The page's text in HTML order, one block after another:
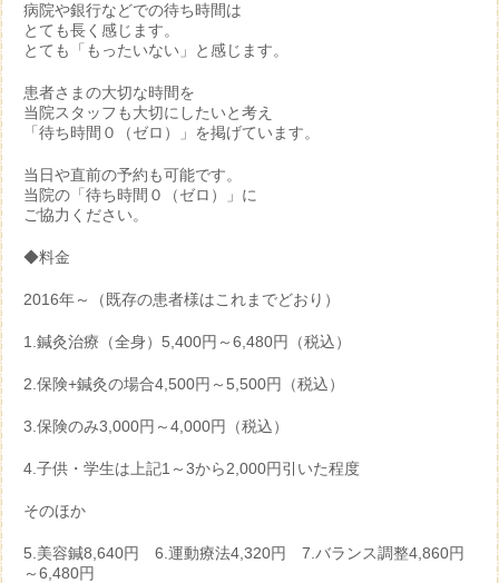
病院や銀行などでの待ち時間は
とても長く感じます。
とても「もったいない」と感じます。
患者さまの大切な時間を
当院スタッフも大切にしたいと考え
「待ち時間０（ゼロ）」を掲げています。
当日や直前の予約も可能です。
当院の「待ち時間０（ゼロ）」に
ご協力ください。
◆料金
2016年～（既存の患者様はこれまでどおり）
1.鍼灸治療（全身）5,400円～6,480円（税込）
2.保険+鍼灸の場合4,500円～5,500円（税込）
3.保険のみ3,000円～4,000円（税込）
4.子供・学生は上記1～3から2,000円引いた程度
そのほか
5.美容鍼8,640円 6.運動療法4,320円 7.バランス調整4,860円
～6,480円